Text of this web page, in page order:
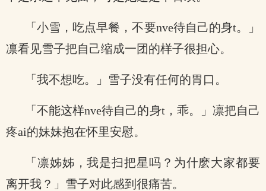
「小雪，吃点早餐，不要nve待自己的身t。」
凛看见雪子把自己缩成一团的样子很担心。
「我不想吃。」雪子没有任何的胃口。
「不能这样nve待自己的身t，乖。」凛把自己
疼ai的妹妹抱在怀里安慰。
「凛姊姊，我是扫把星吗？为什麽大家都要
离开我？」雪子对此感到很痛苦。